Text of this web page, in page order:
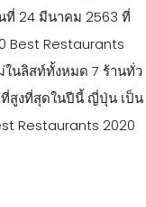
ที่ 24 มีนาคม 2563 ที่
Best Restaurants
นลิสท์ทั้งหมด 7 ร้านทั่ว
สูงที่สุดในปีนี้ ญี่ปุ่น เป็น
Restaurants 2020